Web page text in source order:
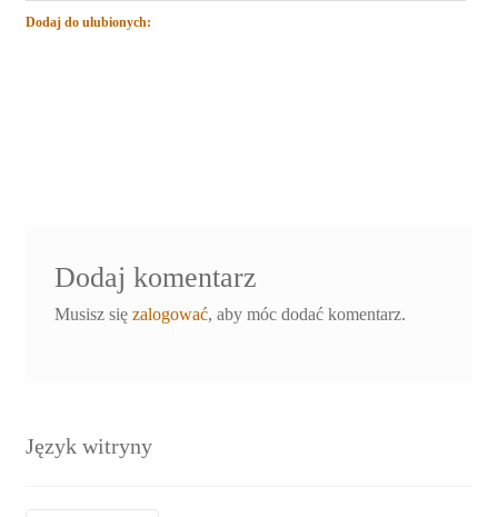
Dodaj do ulubionych:
Dodaj komentarz
Musisz się zalogować, aby móc dodać komentarz.
Język witryny